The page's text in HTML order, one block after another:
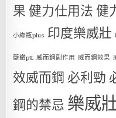
果健力仕用法健
小綠瓶plus 印度樂威壯
藍鑽ptt 威而鋼副作用 威而鋼效果
效威而鋼 必利勁
鋼的禁忌 樂威